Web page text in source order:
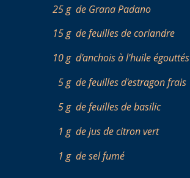
25 g de Grana Padano
15 g de feuilles de coriandre
10 g d'anchois à l'huile égouttés
5 g de feuilles d'estragon frais
5 g de feuilles de basilic
1 g de jus de citron vert
1 g de sel fumé